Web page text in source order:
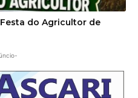
do Agricultor de